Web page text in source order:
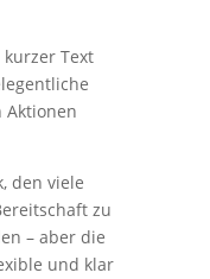
Text
Aktionen
den viele
zu
– aber die
und klar